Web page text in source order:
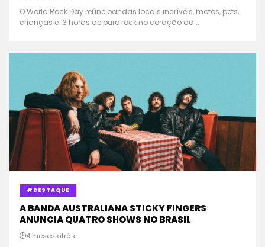
O World Rock Day reúne bandas locais incríveis, motos, pets,
crianças e 13 horas de puro rock no coração da...
#DESTAQUE
A BANDA AUSTRALIANA STICKY FINGERS
ANUNCIA QUATRO SHOWS NO BRASIL
4 meses atrás